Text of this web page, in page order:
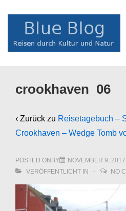
Navigation
crookhaven_06
‹ Zurück zu Reisetagebuch –
Crookhaven – Wedge Tomb
POSTED ONBY NOVEMBER 9, 2017
VERÖFFENTLICHT IN
NO